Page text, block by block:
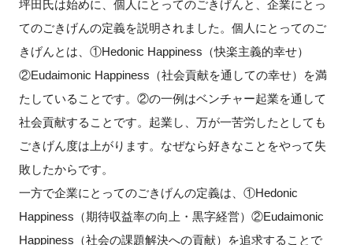
坪田氏は始めに、個人にとってのごきげんと、企業にとっ
てのごきげんの定義を説明されました。個人にとってのご
きげんとは、①Hedonic Happiness（快楽主義的幸せ）
②Eudaimonic Happiness（社会貢献を通しての幸せ）を満
たしていることです。②の一例はベンチャー起業を通して
社会貢献することです。起業し、万が一苦労したとしても
ごきげん度は上がります。なぜなら好きなことをやって失
敗したからです。
一方で企業にとってのごきげんの定義は、①Hedonic
Happiness（期待収益率の向上・黒字経営）②Eudaimonic
Happiness（社会の課題解決への貢献）を追求することで